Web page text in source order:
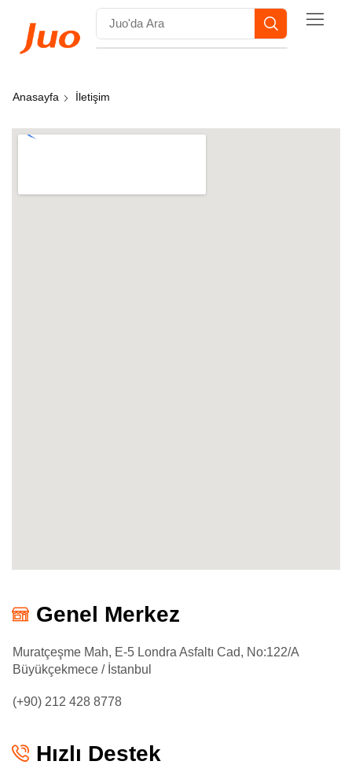
Anasayfa İletişim
Genel Merkez
Muratçeşme Mah, E-5 Londra Asfaltı Cad, No:122/A
Büyükçekmece / İstanbul
(+90) 212 428 8778
Hızlı Destek